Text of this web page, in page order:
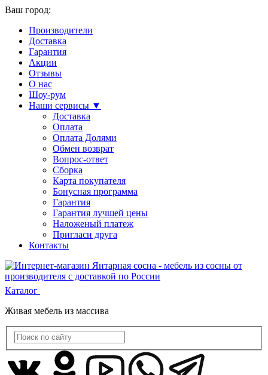
Ваш город:
Производители
Доставка
Гарантия
Акции
Отзывы
О нас
Шоу-рум
Наши сервисы ▼
Доставка
Оплата
Оплата Долями
Обмен возврат
Вопрос-ответ
Сборка
Карта покупателя
Бонусная программа
Гарантия
Гарантия лучшей цены
Наложеный платеж
Пригласи друга
Контакты
Каталог
Живая мебель из массива